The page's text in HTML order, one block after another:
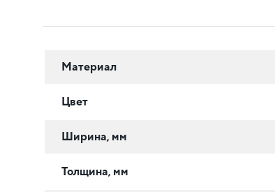
Материал
Цвет
Ширина, мм
Толщина, мм